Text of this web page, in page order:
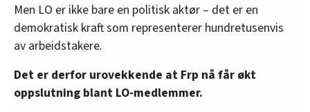
Men LO er ikke bare en politisk aktør – det er en
demokratisk kraft som representerer hundretusenvis
av arbeidstakere.
Det er derfor urovekkende at Frp nå får økt
oppslutning blant LO-medlemmer.